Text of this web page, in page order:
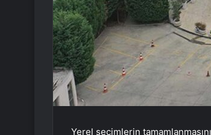
Yerel seçimlerin